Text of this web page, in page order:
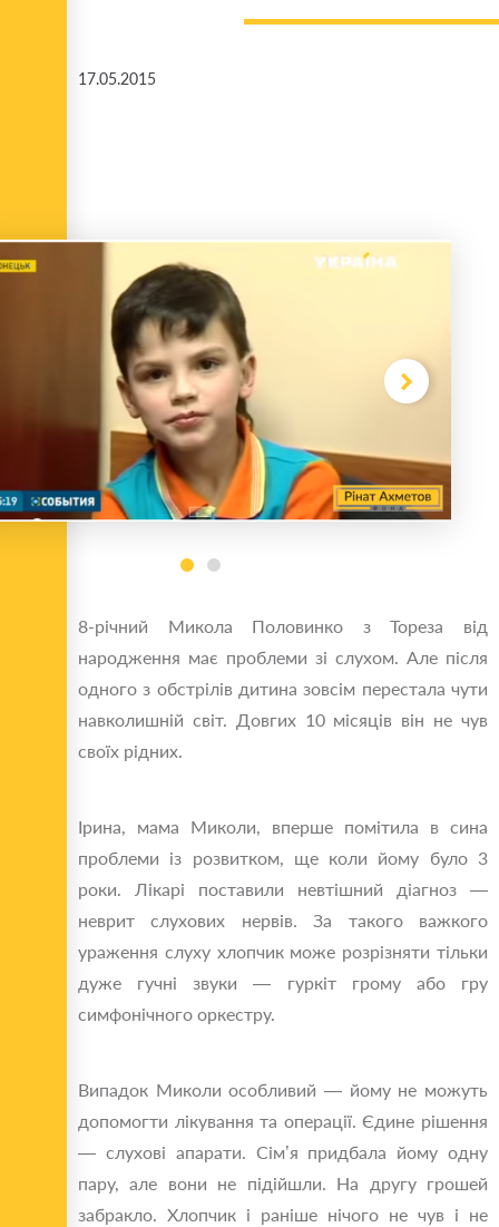
17.05.2015
8-річний Микола Половинко з Тореза від
народження має проблеми зі слухом. Але після
одного з обстрілів дитина зовсім перестала чути
навколишній світ. Довгих 10 місяців він не чув
своїх рідних.
Ірина, мама Миколи, вперше помітила в сина
проблеми із розвитком, ще коли йому було 3
роки. Лікарі поставили невтішний діагноз —
неврит слухових нервів. За такого важкого
ураження слуху хлопчик може розрізняти тільки
дуже гучні звуки — гуркіт грому або гру
симфонічного оркестру.
Випадок Миколи особливий — йому не можуть
допомогти лікування та операції. Єдине рішення
— слухові апарати. Сім’я придбала йому одну
пару, але вони не підійшли. На другу грошей
забракло. Хлопчик і раніше нічого не чув і не